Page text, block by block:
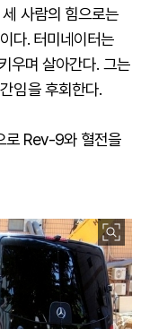
사람의 힘으로는
다. 터미네이터는
우며 살아간다. 그는
임을 후회한다.
로 Rev-9와 혈전을